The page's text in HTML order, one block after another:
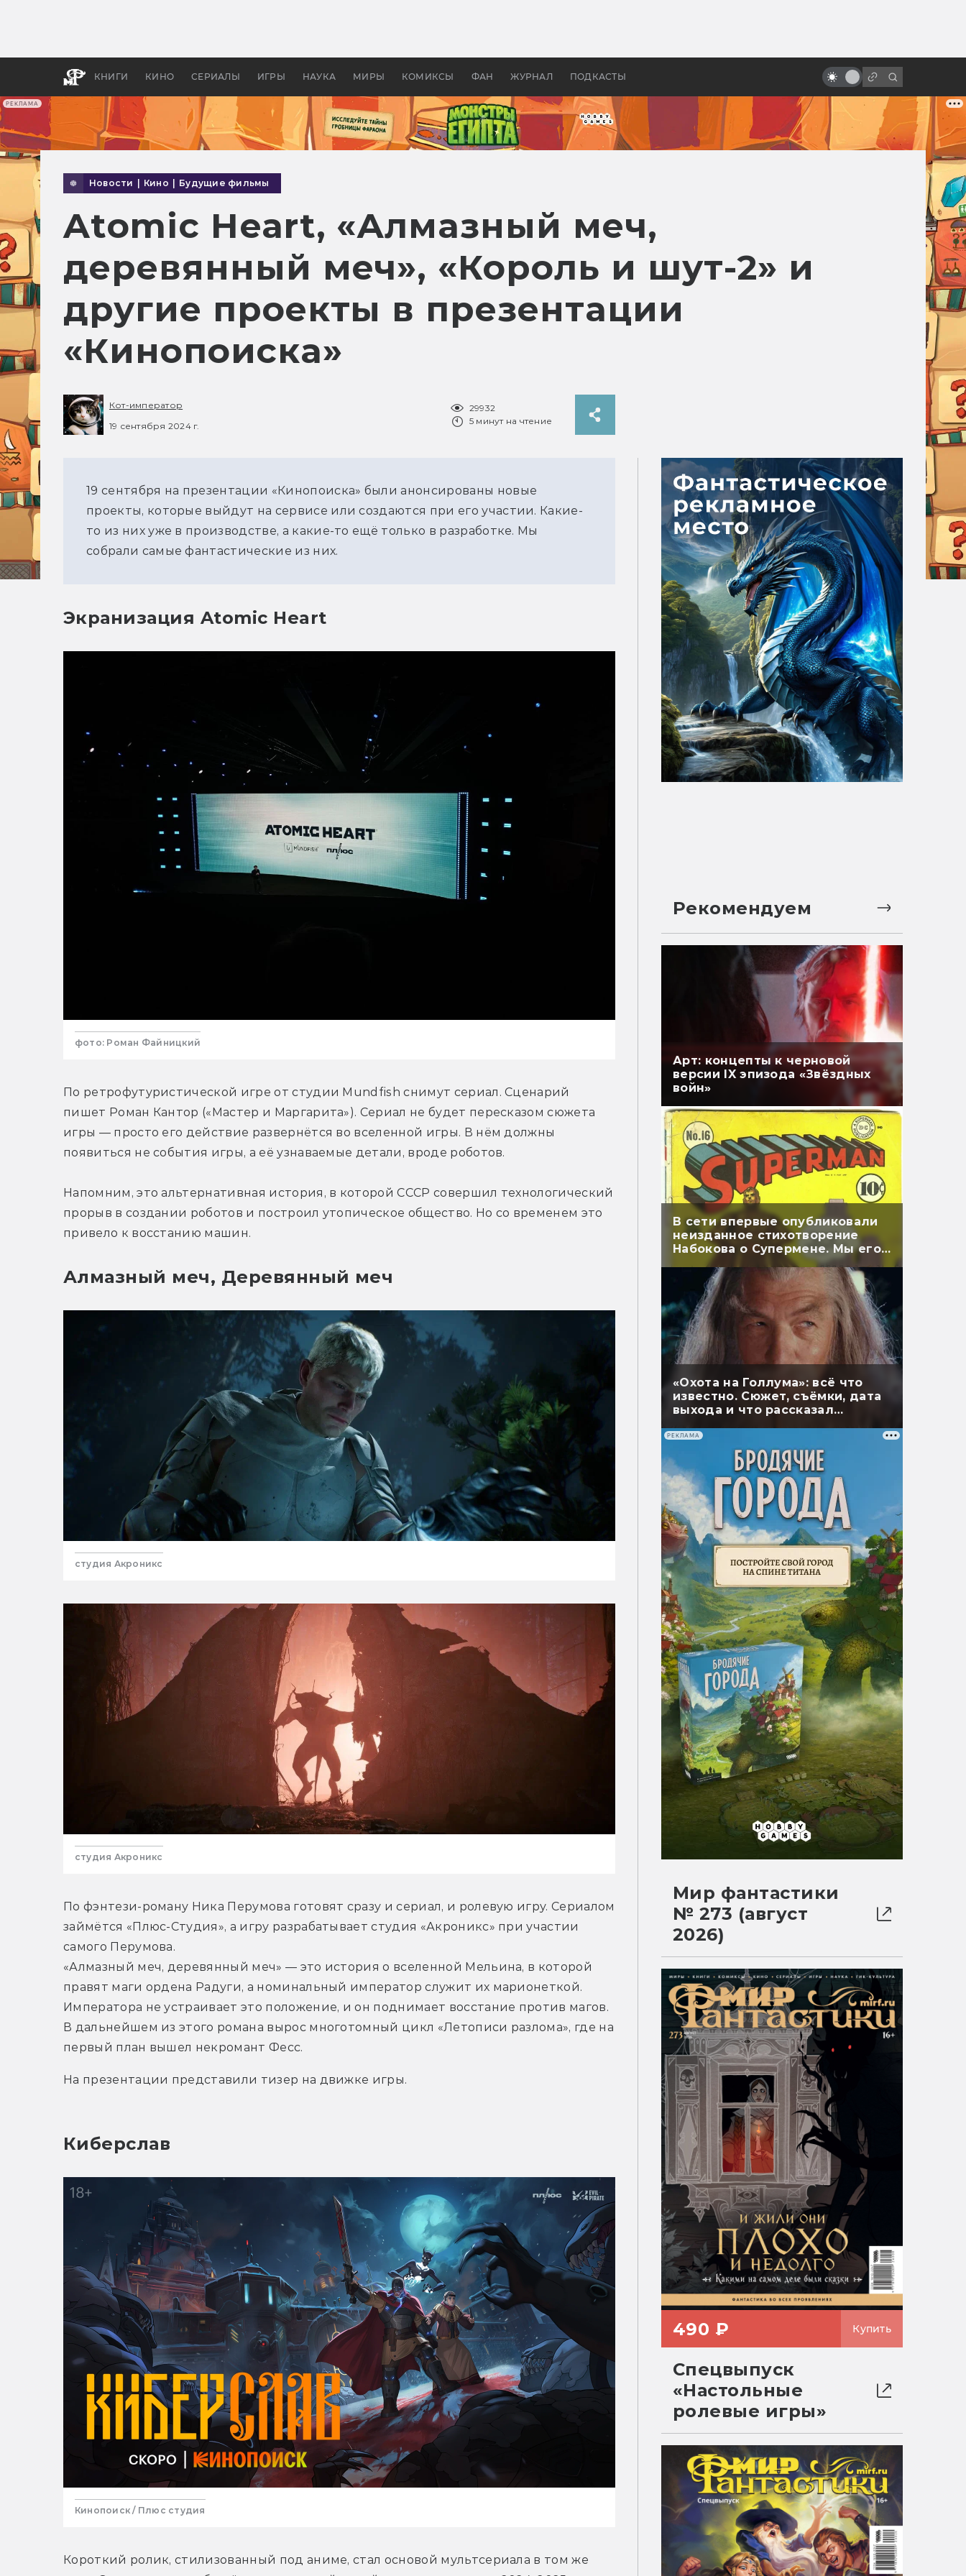
РЕКЛАМА
КНИГИ КИНО СЕРИАЛЫ ИГРЫ НАУКА МИРЫ КОМИКСЫ ФАН ЖУРНАЛ ПОДКАСТЫ
апокалипсис, в России —
бы «Властелина колец»
проклятые, народные и забытые
Новости Кино Будущие фильмы
Atomic Heart, «Алмазный меч,
деревянный меч», «Король и шут-2» и
другие проекты в презентации
«Кинопоиска»
Кот-император
19 сентября 2024 г.
29932
5 минут на чтение
19 сентября на презентации «Кинопоиска» были анонсированы новые
проекты, которые выйдут на сервисе или создаются при его участии. Какие-
то из них уже в производстве, а какие-то ещё только в разработке. Мы
собрали самые фантастические из них.
Экранизация Atomic Heart
фото: Роман Файницкий
По ретрофутуристической игре от студии Mundfish снимут сериал. Сценарий
пишет Роман Кантор («Мастер и Маргарита»). Сериал не будет пересказом сюжета
игры — просто его действие развернётся во вселенной игры. В нём должны
появиться не события игры, а её узнаваемые детали, вроде роботов.
Напомним, это альтернативная история, в которой СССР совершил технологический
прорыв в создании роботов и построил утопическое общество. Но со временем это
привело к восстанию машин.
Алмазный меч, Деревянный меч
студия Акроникс
студия Акроникс
По фэнтези-роману Ника Перумова готовят сразу и сериал, и ролевую игру. Сериалом
займётся «Плюс-Студия», а игру разрабатывает студия «Акроникс» при участии
самого Перумова.
«Алмазный меч, деревянный меч» — это история о вселенной Мельина, в которой
правят маги ордена Радуги, а номинальный император служит их марионеткой.
Императора не устраивает это положение, и он поднимает восстание против магов.
В дальнейшем из этого романа вырос многотомный цикл «Летописи разлома», где на
первый план вышел некромант Фесс.
На презентации представили тизер на движке игры.
Киберслав
Кинопоиск / Плюс студия
Короткий ролик, стилизованный под аниме, стал основой мультсериала в том же
Рекомендуем
Арт: концепты к черновой
версии IX эпизода «Звёздных
войн»
В сети впервые опубликовали
неизданное стихотворение
Набокова о Супермене. Мы его
перевели
«Охота на Голлума»: всё что
известно. Сюжет, съёмки, дата
выхода и что рассказал
РЕКЛАМА
Мир фантастики
№ 273 (август
2026)
490 ₽ Купить
Спецвыпуск
«Настольные
ролевые игры»